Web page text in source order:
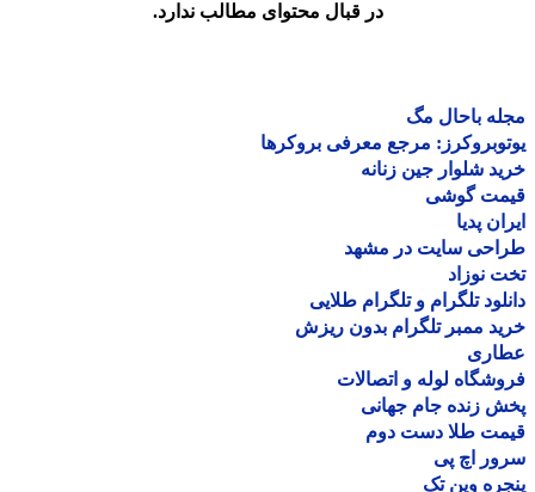
در قبال محتوای مطالب ندارد.
باحال مگ
مرجع معرفی بروکرها
شلوار جین زنانه
گوشی
پدیا
سایت در مشهد
نوزاد
تلگرام و تلگرام طلایی
ممبر تلگرام بدون ریزش
لوله و اتصالات
زنده جام جهانی
طلا دست دوم
اچ پی
وین تک